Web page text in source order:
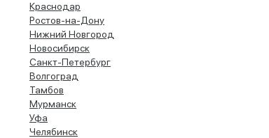
Краснодар
Ростов-на-Дону
Нижний Новгород
Новосибирск
Санкт-Петербург
Волгоград
Тамбов
Мурманск
Уфа
Челябинск